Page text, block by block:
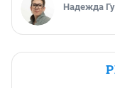
Надежда